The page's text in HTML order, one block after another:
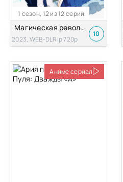
1 сезон, 12 из 12 серий
Магическая революция перерождённой принцессы и гениальной леди
2023, WEB-DLRip 720p
10
Аниме сериал